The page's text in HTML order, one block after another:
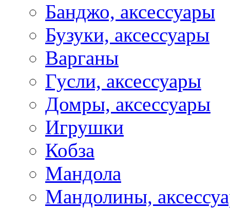
Банджо, аксессуары
Бузуки, аксессуары
Варганы
Гусли, аксессуары
Домры, аксессуары
Игрушки
Кобза
Мандола
Мандолины,